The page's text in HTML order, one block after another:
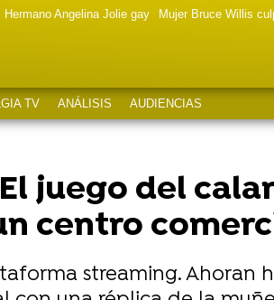
Hermano Angelina Jolie gay Mujer Bruce Willis
TV ANÁLISIS AUDIENCIAS
juego del
centro
streaming. Ahoran